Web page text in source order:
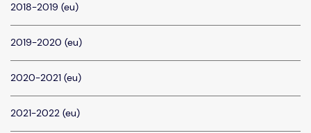
2018-2019 (eu)
2019-2020 (eu)
2020-2021 (eu)
2021-2022 (eu)